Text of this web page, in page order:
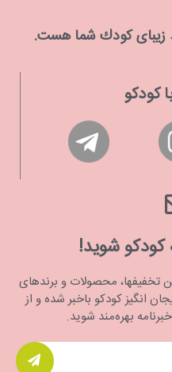
زیبای كودك شما هست.
کودکو
شوید!
تخفیفها، محصولات و برندهای
انگیز کودکو باخبر شده و از
بهره‌مند شوید.